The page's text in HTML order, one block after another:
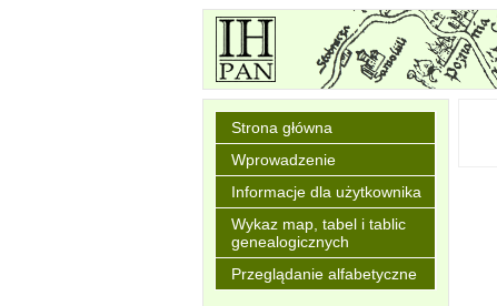
Strona główna
Wprowadzenie
Informacje dla użytkownika
Wykaz map, tabel i tablic
genealogicznych
Przeglądanie alfabetyczne